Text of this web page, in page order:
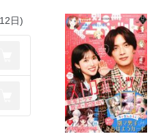
な
恋する向日葵はわき
読みきり カバーで登場
黒島くんは手懐けられ
原作 ウエダマリ 作画
琴川くさ 小松有希奈
きよく やましく もど
カラー53P
日)